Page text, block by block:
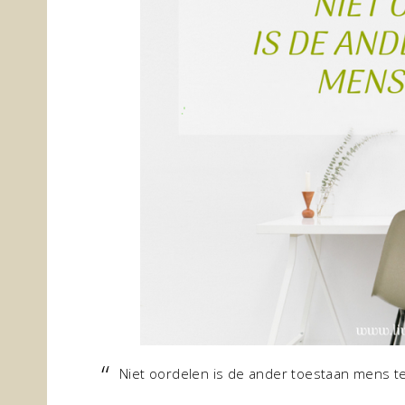
Niet oordelen is de ander toestaan mens